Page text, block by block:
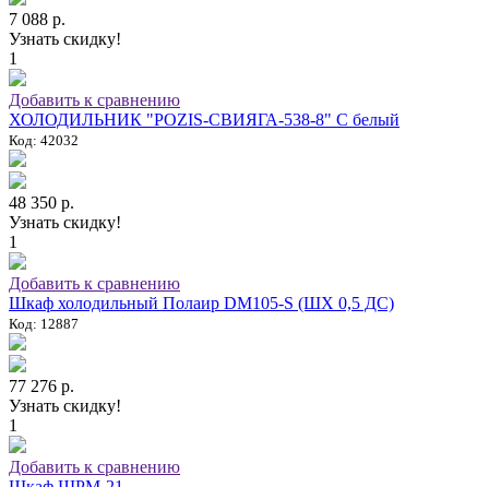
7 088 р.
Узнать скидку!
1
Добавить к сравнению
ХОЛОДИЛЬНИК "POZIS-СВИЯГА-538-8" C белый
Код: 42032
48 350 р.
Узнать скидку!
1
Добавить к сравнению
Шкаф холодильный Полаир DM105-S (ШХ 0,5 ДС)
Код: 12887
77 276 р.
Узнать скидку!
1
Добавить к сравнению